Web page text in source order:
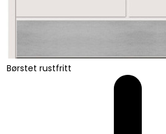
Børstet rustfritt